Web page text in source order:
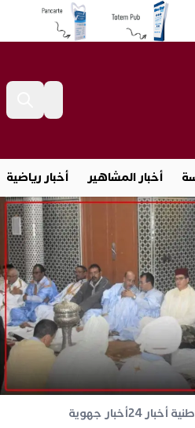
أخبار المشاهير أخبار رياضية
أخبار 24 أخبار جهوية